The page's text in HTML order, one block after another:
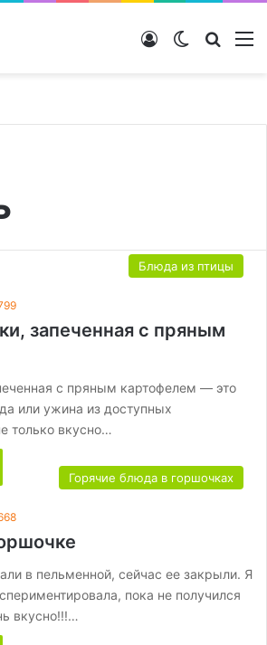
Switch skin
Войти
Блюда из птицы
запеченная с пряным
с пряным картофелем — это
или ужина из доступных
только вкусно…
Горячие блюда в горшочках
в пельменной, сейчас ее закрыли. Я
пока не получился
вкусно!!!…